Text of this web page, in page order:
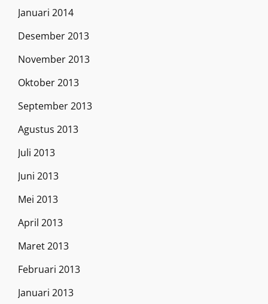
Januari 2014
Desember 2013
November 2013
Oktober 2013
September 2013
Agustus 2013
Juli 2013
Juni 2013
Mei 2013
April 2013
Maret 2013
Februari 2013
Januari 2013